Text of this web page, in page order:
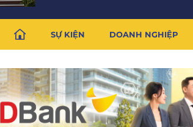
SỰ KIỆN DOANH NGHIỆP